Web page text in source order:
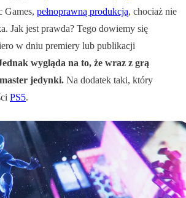
Games, pełnoprawną produkcją, chociaż nie
Jak jest prawda? Tego dowiemy się
w dniu premiery lub publikacji
wygląda na to, że wraz z grą
jedynki. Na dodatek taki, który
PS5.